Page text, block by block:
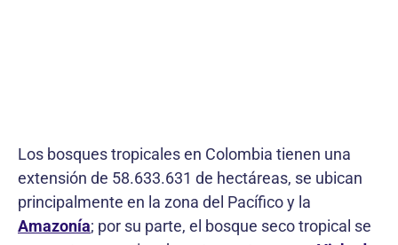
Los bosques tropicales en Colombia tienen una
extensión de 58.633.631 de hectáreas, se ubican
principalmente en la zona del Pacífico y la
Amazonía; por su parte, el bosque seco tropical se